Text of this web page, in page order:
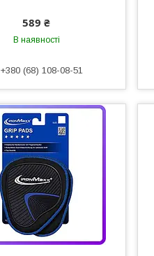
589 ₴
В наявності
+380 (68) 108-08-51